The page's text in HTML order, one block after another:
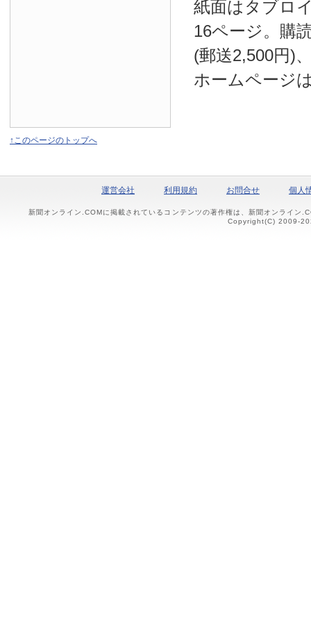
紙面はタブロ
16ページ。購
(郵送2,500円)
ホームページ
↑このページのトップへ
運営会社 利用規約 お問合せ 個人
新聞オンライン.COMに掲載されているコンテンツの著作権は、新聞オンライン
Copyright(C) 2009-